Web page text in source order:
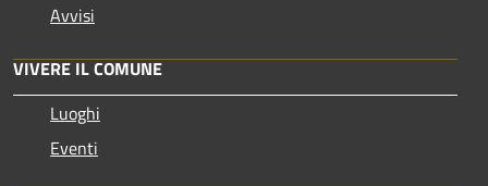
Avvisi
VIVERE IL COMUNE
Luoghi
Eventi